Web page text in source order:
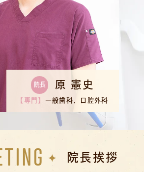
院長 原 憲史
【専門】 一般歯科、口腔外科
院長挨拶